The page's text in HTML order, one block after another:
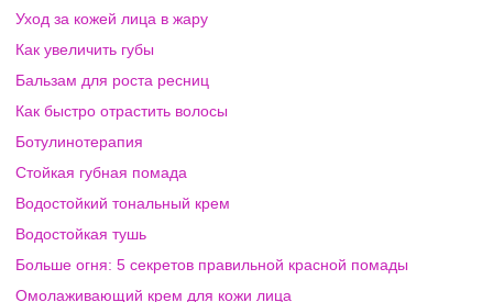
Уход за кожей лица в жару
Как увеличить губы
Бальзам для роста ресниц
Как быстро отрастить волосы
Ботулинотерапия
Стойкая губная помада
Водостойкий тональный крем
Водостойкая тушь
Больше огня: 5 секретов правильной красной помады
Омолаживающий крем для кожи лица